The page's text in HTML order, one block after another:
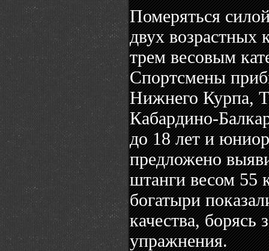
Померяться
двух возрастных
трем весовым
Спортсмены
Нижнего Курпа,
Кабардино-
до 18 лет и
предложено
штанги весом 55
богатыри
качества, борясь
упражнения.